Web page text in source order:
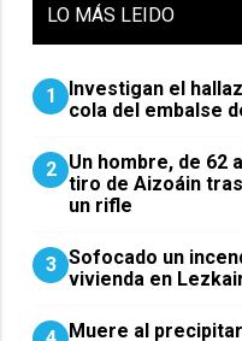
LO MÁS LEIDO
1
Investigan el
cola del embalse
2 Un hombre, de 62
tiro de Aizoáin
un rifle
3 Sofocado un
vivienda en
Muere al